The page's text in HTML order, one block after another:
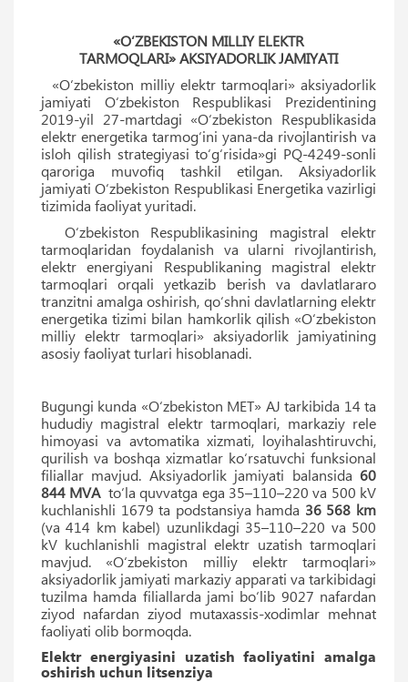
«O‘ZBEKISTON MILLIY ELEKTR
TARMOQLARI» AKSIYADORLIK JAMIYATI
«O‘zbekiston milliy elektr tarmoqlari» aksiyadorlik
jamiyati O‘zbekiston Respublikasi Prezidentining
2019-yil 27-martdagi «O‘zbekiston Respublikasida
elektr energetika tarmog‘ini yana-da rivojlantirish va
isloh qilish strategiyasi to‘g‘risida»gi PQ-4249-sonli
qaroriga muvofiq tashkil etilgan. Aksiyadorlik
jamiyati O‘zbekiston Respublikasi Energetika vazirligi
tizimida faoliyat yuritadi.
O‘zbekiston Respublikasining magistral elektr
tarmoqlaridan foydalanish va ularni rivojlantirish,
elektr energiyani Respublikaning magistral elektr
tarmoqlari orqali yetkazib berish va davlatlararo
tranzitni amalga oshirish, qo‘shni davlatlarning elektr
energetika tizimi bilan hamkorlik qilish «O‘zbekiston
milliy elektr tarmoqlari» aksiyadorlik jamiyatining
asosiy faoliyat turlari hisoblanadi.
Bugungi kunda «O‘zbekiston MET» AJ tarkibida 14 ta
hududiy magistral elektr tarmoqlari, markaziy rele
himoyasi va avtomatika xizmati, loyihalashtiruvchi,
qurilish va boshqa xizmatlar ko‘rsatuvchi funksional
filiallar mavjud. Aksiyadorlik jamiyati balansida 60
844 MVAto‘la quvvatga ega 35–110–220 va 500 kV
kuchlanishli 1679 ta podstansiya hamda 36 568 km
(va 414 km kabel) uzunlikdagi 35–110–220 va 500
kV kuchlanishli magistral elektr uzatish tarmoqlari
mavjud. «O‘zbekiston milliy elektr tarmoqlari»
aksiyadorlik jamiyati markaziy apparati va tarkibidagi
tuzilma hamda filiallarda jami bo‘lib 9027 nafardan
ziyod nafardan ziyod mutaxassis-xodimlar mehnat
faoliyati olib bormoqda.
Elektr energiyasini uzatish faoliyatini amalga
oshirish uchun litsenziya